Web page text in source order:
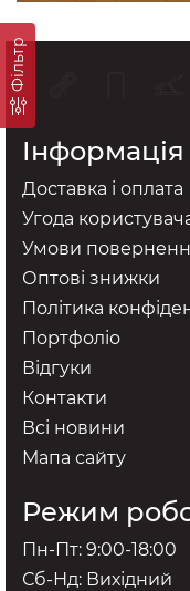
Фільтр
Інформація
Доставка і оплата
Угода
Умови
Оптові знижки
Політика
Портфоліо
Відгуки
Контакти
Всі новини
Мапа сайту
Режим
Пн-Пт: 9:00-18:00
Сб-Нд: Вихідний